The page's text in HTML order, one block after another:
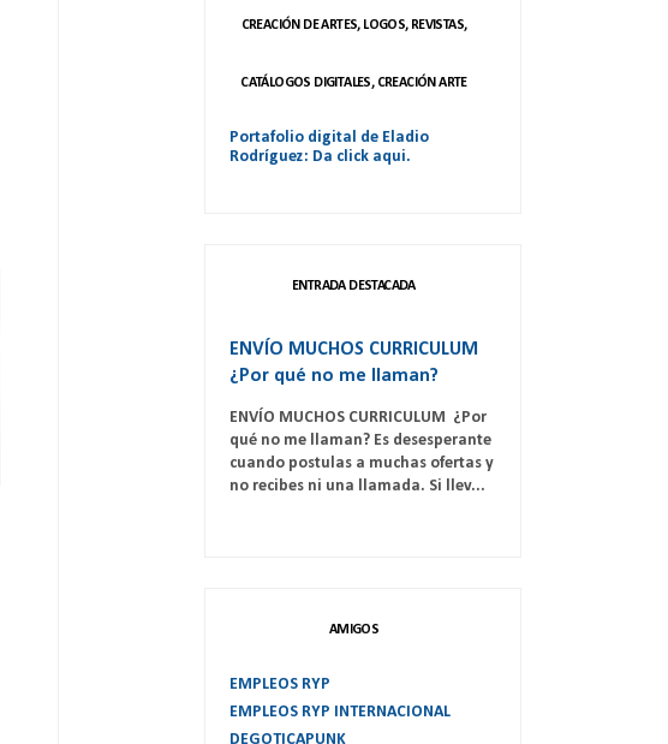
CREACIÓN DE ARTES, LOGOS, REVISTAS,
CATÁLOGOS DIGITALES, CREACIÓN ARTE
Portafolio digital de Eladio
Rodríguez: Da click aqui.
ENTRADA DESTACADA
ENVÍO MUCHOS CURRICULUM
¿Por qué no me llaman?
ENVÍO MUCHOS CURRICULUM ¿Por
qué no me llaman? Es desesperante
cuando postulas a muchas ofertas y
no recibes ni una llamada. Si llev...
AMIGOS
EMPLEOS RYP
EMPLEOS RYP INTERNACIONAL
DEGOTICAPUNK